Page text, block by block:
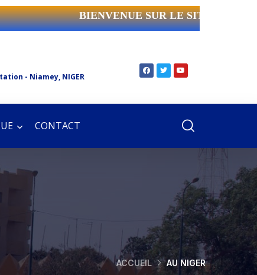
BIENVENUE SUR LE SITE WEB
- Niamey, NIGER
CONTACT
ACCUEIL AU NIGER